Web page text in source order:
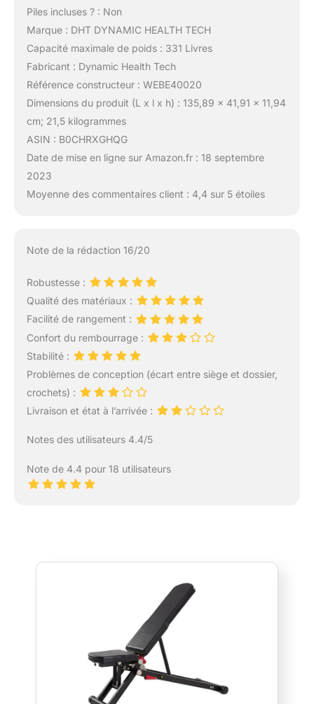
Piles incluses ? : Non
Marque : DHT DYNAMIC HEALTH TECH
Capacité maximale de poids : 331 Livres
Fabricant : Dynamic Health Tech
Référence constructeur : WEBE40020
Dimensions du produit (L x l x h) : 135,89 x 41,91 x 11,94
cm; 21,5 kilogrammes
ASIN : B0CHRXGHQG
Date de mise en ligne sur Amazon.fr : 18 septembre
2023
Moyenne des commentaires client : 4,4 sur 5 étoiles
Note de la rédaction 16/20
Robustesse :
Qualité des matériaux :
Facilité de rangement :
Confort du rembourrage :
Stabilité :
Problèmes de conception (écart entre siège et dossier,
crochets) :
Livraison et état à l’arrivée :
Notes des utilisateurs 4.4/5
Note de 4.4 pour 18 utilisateurs